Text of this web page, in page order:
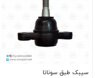
سیبک طبق سوناتا